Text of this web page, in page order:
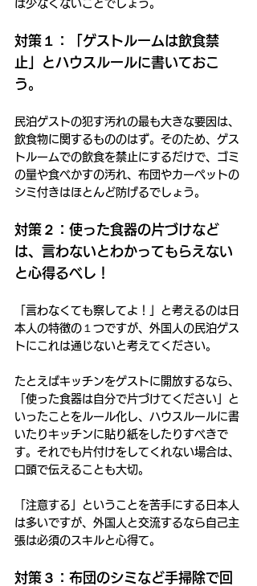
は少なくないことでしょう。
対策１：「ゲストルームは飲食禁
止」とハウスルールに書いておこ
う。
民泊ゲストの犯す汚れの最も大きな要因は、
飲食物に関するもののはず。そのため、ゲス
トルームでの飲食を禁止にするだけで、ゴミ
の量や食べかすの汚れ、布団やカーペットの
シミ付きはほとんど防げるでしょう。
対策２：使った食器の片づけなど
は、言わないとわかってもらえない
と心得るべし！
「言わなくても察してよ！」と考えるのは日
本人の特徴の１つですが、外国人の民泊ゲス
トにこれは通じないと考えてください。
たとえばキッチンをゲストに開放するなら、
「使った食器は自分で片づけてください」と
いったことをルール化し、ハウスルールに書
いたりキッチンに貼り紙をしたりすべきで
す。それでも片付けをしてくれない場合は、
口頭で伝えることも大切。
「注意する」ということを苦手にする日本人
は多いですが、外国人と交流するなら自己主
張は必須のスキルと心得て。
対策３：布団のシミなど手掃除で回